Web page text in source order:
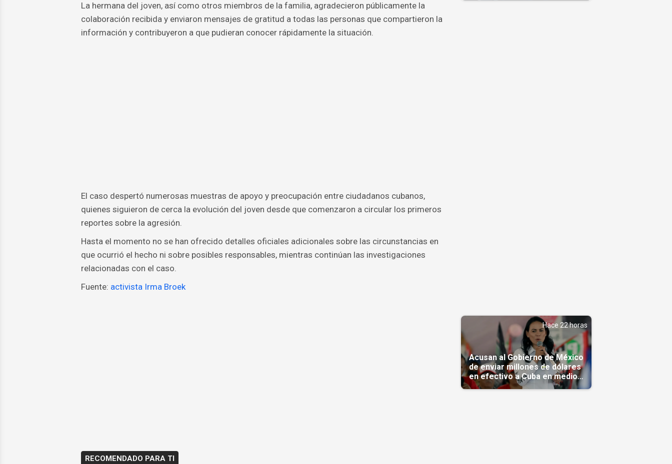
La hermana del joven, así como otros miembros de la familia, agradecieron públicamente la
colaboración recibida y enviaron mensajes de gratitud a todas las personas que compartieron la
información y contribuyeron a que pudieran conocer rápidamente la situación.
El caso despertó numerosas muestras de apoyo y preocupación entre ciudadanos cubanos,
quienes siguieron de cerca la evolución del joven desde que comenzaron a circular los primeros
reportes sobre la agresión.
Hasta el momento no se han ofrecido detalles oficiales adicionales sobre las circunstancias en
que ocurrió el hecho ni sobre posibles responsables, mientras continúan las investigaciones
relacionadas con el caso.
Fuente: activista Irma Broek
RECOMENDADO PARA TI
Hace 22 horas
Acusan al Gobierno de México
de enviar millones de dólares
en efectivo a Cuba en medio
de la crisis de la Isla